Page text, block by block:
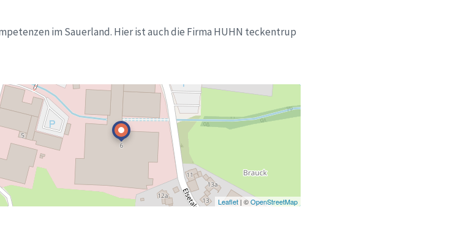
im Sauerland. Hier ist auch die Firma HUHN teckentrup
Leaflet| ©OpenStreetMap